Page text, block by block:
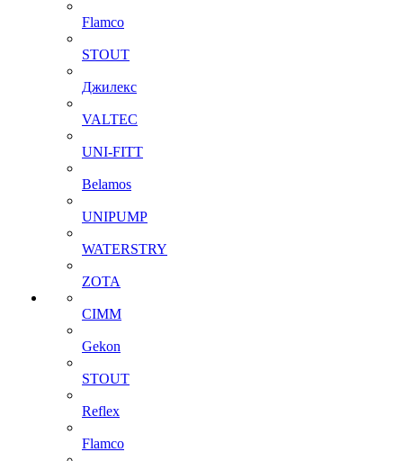
Flamco
STOUT
Джилекс
VALTEC
UNI-FITT
Belamos
UNIPUMP
WATERSTRY
ZOTA
CIMM
Gekon
STOUT
Reflex
Flamco